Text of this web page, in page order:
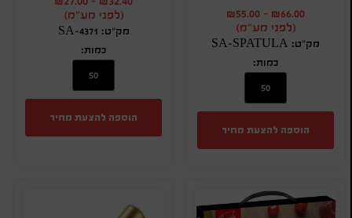
₪66.00
-
₪55.00
(לפני מע"מ)
מק"ט: SA-SPATULA
כמות:
הוספה להצעת מחיר
(לפני מע"מ)
מק"ט: SA-4371
כמות:
הוספה להצעת מחיר